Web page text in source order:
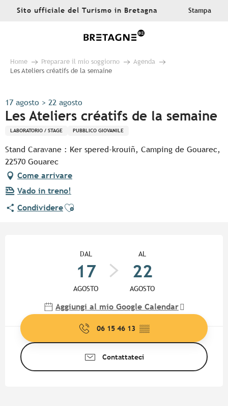
AllerSito ufficiale del Turismo in Bretagna Stampa
Home Preparare il mio soggiorno
Agenda
Les Ateliers créatifs de la semaine
17 agosto > 22 agosto
Les Ateliers créatifs de la semaine
LABORATORIO / STAGE PUBBLICO GIOVANILE
Stand Caravane : Ker spered-krouiñ, Camping de Gouarec,
22570 Gouarec
Come arrivare
Vado in treno!
CondividereAjouter aux favoris
DAL
17
AGOSTO
AL
22
AGOSTO
Aggiungi al mio Google Calendar
06 15 46 13 ▒▒
Contattateci